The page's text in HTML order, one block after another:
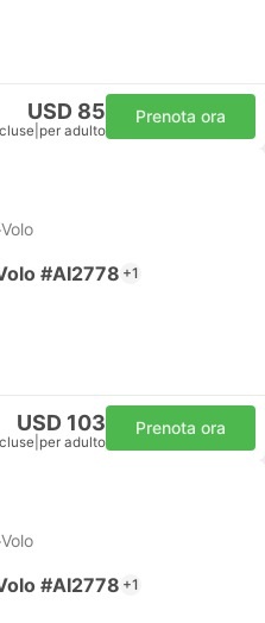
USD 85
per adulto
Prenota ora
#AI2778 +1
USD 103
per adulto
Prenota ora
#AI2778 +1